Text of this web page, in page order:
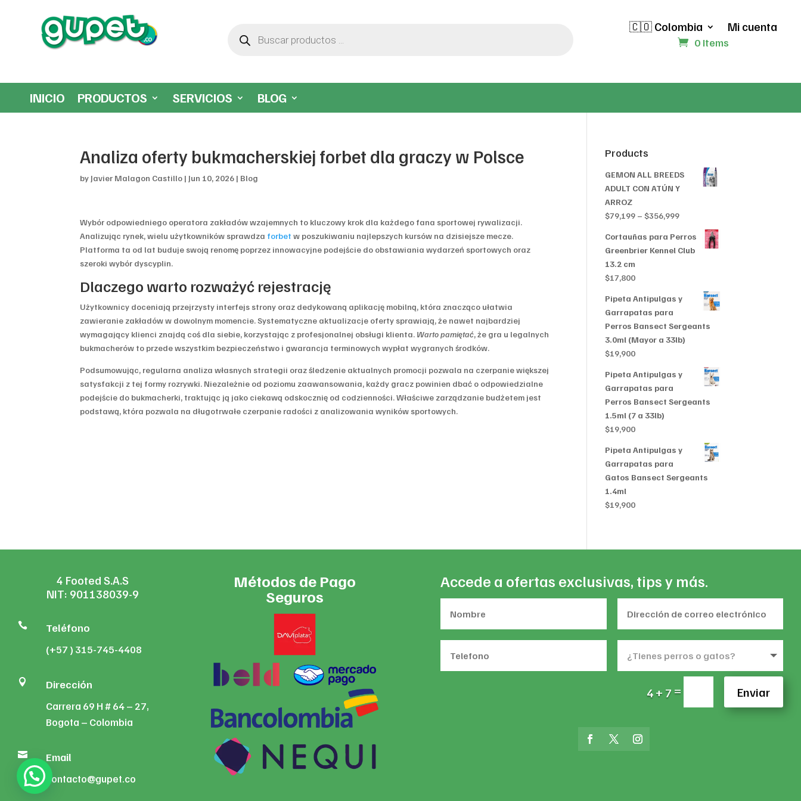
productos
🇨🇴 Colombia Mi cuenta
0 Items
INICIO PRODUCTOS SERVICIOS BLOG
Analiza oferty bukmacherskiej forbet dla graczy w Polsce
by Javier Malagon Castillo | Jun 10, 2026 | Blog
Wybór odpowiedniego operatora zakładów wzajemnych to kluczowy krok dla każdego fana sportowej rywalizacji.
Analizując rynek, wielu użytkowników sprawdza forbet w poszukiwaniu najlepszych kursów na dzisiejsze mecze.
Platforma ta od lat buduje swoją renomę poprzez innowacyjne podejście do obstawiania wydarzeń sportowych oraz
szeroki wybór dyscyplin.
Dlaczego warto rozważyć rejestrację
Użytkownicy doceniają przejrzysty interfejs strony oraz dedykowaną aplikację mobilną, która znacząco ułatwia
zawieranie zakładów w dowolnym momencie. Systematyczne aktualizacje oferty sprawiają, że nawet najbardziej
wymagający klienci znajdą coś dla siebie, korzystając z profesjonalnej obsługi klienta. Warto pamiętać, że gra u legalnych
bukmacherów to przede wszystkim bezpieczeństwo i gwarancja terminowych wypłat wygranych środków.
Podsumowując, regularna analiza własnych strategii oraz śledzenie aktualnych promocji pozwala na czerpanie większej
satysfakcji z tej formy rozrywki. Niezależnie od poziomu zaawansowania, każdy gracz powinien dbać o odpowiedzialne
podejście do bukmacherki, traktując ją jako ciekawą odskocznię od codzienności. Właściwe zarządzanie budżetem jest
podstawą, która pozwala na długotrwałe czerpanie radości z analizowania wyników sportowych.
Products
GEMON ALL BREEDS
ADULT CON ATÚN Y
ARROZ
$79,199 – $356,999Price
range:
$79,199
through
Cortauñas para Perros
Greenbrier Kennel Club
13.2 cm
$17,800
Pipeta Antipulgas y
Garrapatas para
Perros Bansect Sergeants
3.0ml (Mayor a 33lb)
$19,900
Pipeta Antipulgas y
Garrapatas para
Perros Bansect Sergeants
1.5ml (7 a 33lb)
$19,900
Pipeta Antipulgas y
Garrapatas para
Gatos Bansect Sergeants
1.4ml
$19,900
4 Footed S.A.S
NIT: 901138039-9
 Teléfono
(+57 ) 315-745-4408
 Dirección
Carrera 69 H # 64 – 27,
Bogota – Colombia
 Email
contacto@gupet.co
Métodos de Pago
Seguros
Accede a ofertas exclusivas, tips y más.
4 + 7 = Enviar